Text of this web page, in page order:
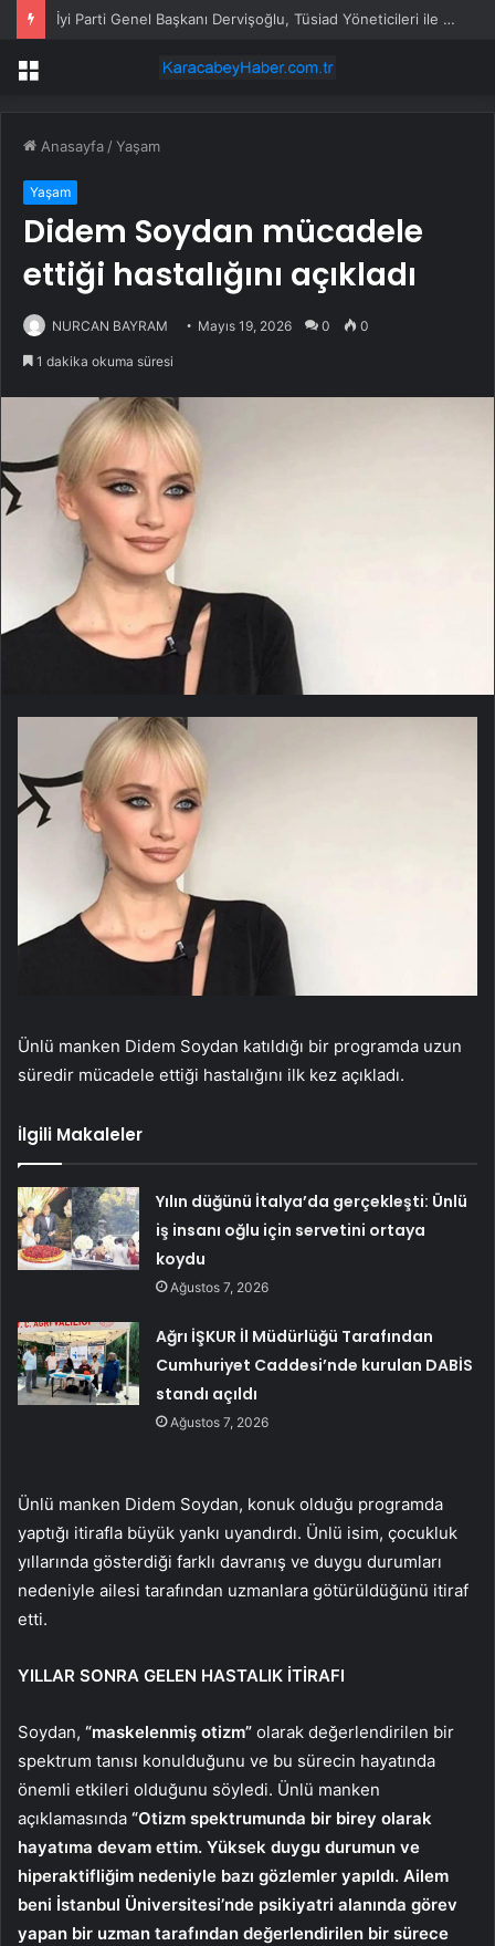
İyi Parti Genel Başkanı Dervişoğlu, Tüsiad Yöneticileri ile Bir Araya Geldi
Menü
Anasayfa /Yaşam
Yaşam
Didem Soydan mücadele
ettiği hastalığını açıkladı
NURCAN BAYRAM Mayıs 19, 2026 0 0
1 dakika okuma süresi
Ünlü manken Didem Soydan katıldığı bir programda uzun
süredir mücadele ettiği hastalığını ilk kez açıkladı.
İlgili Makaleler
Yılın düğünü İtalya’da gerçekleşti: Ünlü
iş insanı oğlu için servetini ortaya
koydu
Ağustos 7, 2026
Ağrı İŞKUR İl Müdürlüğü Tarafından
Cumhuriyet Caddesi’nde kurulan DABİS
standı açıldı
Ağustos 7, 2026
Ünlü manken Didem Soydan, konuk olduğu programda
yaptığı itirafla büyük yankı uyandırdı. Ünlü isim, çocukluk
yıllarında gösterdiği farklı davranış ve duygu durumları
nedeniyle ailesi tarafından uzmanlara götürüldüğünü itiraf
etti.
YILLAR SONRA GELEN HASTALIK İTİRAFI
Soydan, “maskelenmiş otizm” olarak değerlendirilen bir
spektrum tanısı konulduğunu ve bu sürecin hayatında
önemli etkileri olduğunu söyledi. Ünlü manken
açıklamasında “Otizm spektrumunda bir birey olarak
hayatıma devam ettim. Yüksek duygu durumun ve
hiperaktifliğim nedeniyle bazı gözlemler yapıldı. Ailem
beni İstanbul Üniversitesi’nde psikiyatri alanında görev
yapan bir uzman tarafından değerlendirilen bir sürece